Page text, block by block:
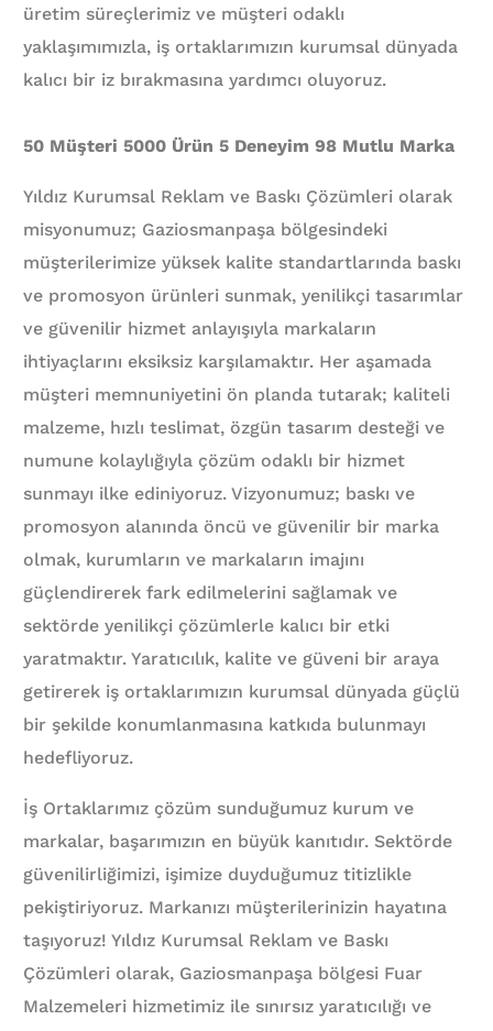
üretim süreçlerimiz ve müşteri odaklı
yaklaşımımızla, iş ortaklarımızın kurumsal dünyada
kalıcı bir iz bırakmasına yardımcı oluyoruz.
50 Müşteri 5000 Ürün 5 Deneyim 98 Mutlu Marka
Yıldız Kurumsal Reklam ve Baskı Çözümleri olarak
misyonumuz; Gaziosmanpaşa bölgesindeki
müşterilerimize yüksek kalite standartlarında baskı
ve promosyon ürünleri sunmak, yenilikçi tasarımlar
ve güvenilir hizmet anlayışıyla markaların
ihtiyaçlarını eksiksiz karşılamaktır. Her aşamada
müşteri memnuniyetini ön planda tutarak; kaliteli
malzeme, hızlı teslimat, özgün tasarım desteği ve
numune kolaylığıyla çözüm odaklı bir hizmet
sunmayı ilke ediniyoruz. Vizyonumuz; baskı ve
promosyon alanında öncü ve güvenilir bir marka
olmak, kurumların ve markaların imajını
güçlendirerek fark edilmelerini sağlamak ve
sektörde yenilikçi çözümlerle kalıcı bir etki
yaratmaktır. Yaratıcılık, kalite ve güveni bir araya
getirerek iş ortaklarımızın kurumsal dünyada güçlü
bir şekilde konumlanmasına katkıda bulunmayı
hedefliyoruz.
İş Ortaklarımız çözüm sunduğumuz kurum ve
markalar, başarımızın en büyük kanıtıdır. Sektörde
güvenilirliğimizi, işimize duyduğumuz titizlikle
pekiştiriyoruz. Markanızı müşterilerinizin hayatına
taşıyoruz! Yıldız Kurumsal Reklam ve Baskı
Çözümleri olarak, Gaziosmanpaşa bölgesi Fuar
Malzemeleri hizmetimiz ile sınırsız yaratıcılığı ve